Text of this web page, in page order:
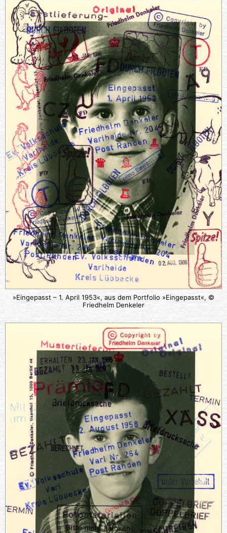
»Eingepasst – 1. April 1953«, aus dem Portfolio »Eingepasst«, ©
Friedhelm Denkeler